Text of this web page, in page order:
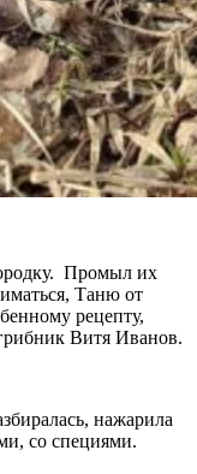
Промыл их
Таню от
рецепту,
Витя Иванов.
нажарила
со специями.